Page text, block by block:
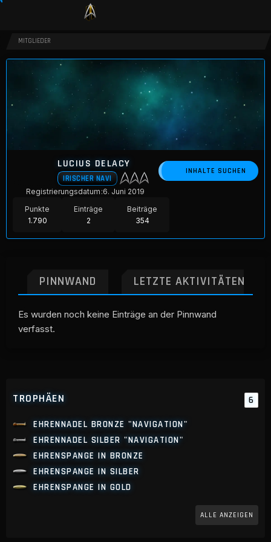
MITGLIEDER
LUCIUS DELACY
IRISCHER NAVI
Punkte
1.790
Einträge
2
Beiträge
354
INHALTE SUCHEN
Registrierungsdatum 6. Juni 2019
PINNWAND LETZTE AKTIVITÄTEN
Es wurden noch keine Einträge an der Pinnwand
verfasst.
TROPHÄEN 6
EHRENNADEL BRONZE "NAVIGATION"
EHRENNADEL SILBER "NAVIGATION"
EHRENSPANGE IN BRONZE
EHRENSPANGE IN SILBER
EHRENSPANGE IN GOLD
ALLE ANZEIGEN